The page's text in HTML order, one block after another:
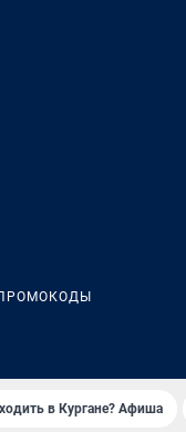
в Кургане? Афиша